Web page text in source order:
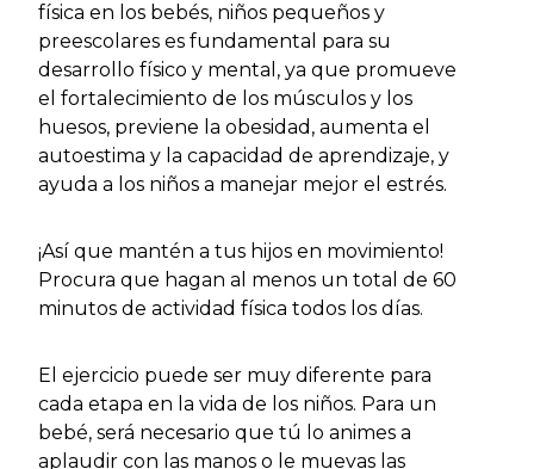
física en los bebés, niños pequeños y
preescolares es fundamental para su
desarrollo físico y mental, ya que promueve
el fortalecimiento de los músculos y los
huesos, previene la obesidad, aumenta el
autoestima y la capacidad de aprendizaje, y
ayuda a los niños a manejar mejor el estrés.
¡Así que mantén a tus hijos en movimiento!
Procura que hagan al menos un total de 60
minutos de actividad física todos los días.
El ejercicio puede ser muy diferente para
cada etapa en la vida de los niños. Para un
bebé, será necesario que tú lo animes a
aplaudir con las manos o le muevas las